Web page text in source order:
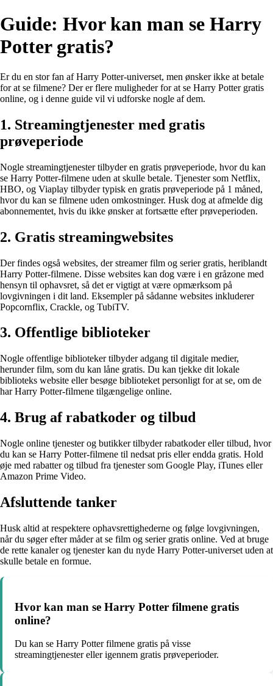
Guide: Hvor kan man se Harry
Potter gratis?
Er du en stor fan af Harry Potter-universet, men ønsker ikke at betale
for at se filmene? Der er flere muligheder for at se Harry Potter gratis
online, og i denne guide vil vi udforske nogle af dem.
1. Streamingtjenester med gratis
prøveperiode
Nogle streamingtjenester tilbyder en gratis prøveperiode, hvor du kan
se Harry Potter-filmene uden at skulle betale. Tjenester som Netflix,
HBO, og Viaplay tilbyder typisk en gratis prøveperiode på 1 måned,
hvor du kan se filmene uden omkostninger. Husk dog at afmelde dig
abonnementet, hvis du ikke ønsker at fortsætte efter prøveperioden.
2. Gratis streamingwebsites
Der findes også websites, der streamer film og serier gratis, heriblandt
Harry Potter-filmene. Disse websites kan dog være i en gråzone med
hensyn til ophavsret, så det er vigtigt at være opmærksom på
lovgivningen i dit land. Eksempler på sådanne websites inkluderer
Popcornflix, Crackle, og TubiTV.
3. Offentlige biblioteker
Nogle offentlige biblioteker tilbyder adgang til digitale medier,
herunder film, som du kan låne gratis. Du kan tjekke dit lokale
biblioteks website eller besøge biblioteket personligt for at se, om de
har Harry Potter-filmene tilgængelige online.
4. Brug af rabatkoder og tilbud
Nogle online tjenester og butikker tilbyder rabatkoder eller tilbud, hvor
du kan se Harry Potter-filmene til nedsat pris eller endda gratis. Hold
øje med rabatter og tilbud fra tjenester som Google Play, iTunes eller
Amazon Prime Video.
Afsluttende tanker
Husk altid at respektere ophavsrettighederne og følge lovgivningen,
når du søger efter måder at se film og serier gratis online. Ved at bruge
de rette kanaler og tjenester kan du nyde Harry Potter-universet uden at
skulle betale en formue.
Hvor kan man se Harry Potter filmene gratis
online?
Du kan se Harry Potter filmene gratis på visse
streamingtjenester eller igennem gratis prøveperioder.